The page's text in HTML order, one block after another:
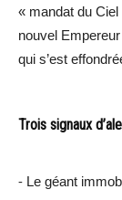
« mandat du
nouvel
qui s’est
Trois signaux
⁃ Le géant